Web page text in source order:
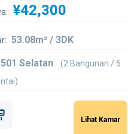
¥42,300
53.08m² / 3DK
Selatan
(2 Bangunan / 5
Lihat Kamar